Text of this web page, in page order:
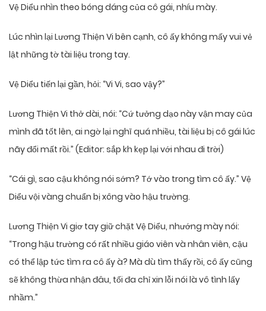
Vệ Diểu nhìn theo bóng dáng của cô gái, nhíu mày.
Lúc nhìn lại Lương Thiện Vi bên cạnh, cô ấy không mấy vui vẻ
lật những tờ tài liệu trong tay.
Vệ Diểu tiến lại gần, hỏi: “Vi Vi, sao vậy?”
Lương Thiện Vi thở dài, nói: “Cứ tưởng dạo này vận may của
mình đã tốt lên, ai ngờ lại nghĩ quá nhiều, tài liệu bị cô gái lúc
nãy đổi mất rồi.” (Editor: sắp kh kẹp lại với nhau đi trời)
“Cái gì, sao cậu không nói sớm? Tớ vào trong tìm cô ấy.” Vệ
Diểu vội vàng chuẩn bị xông vào hậu trường.
Lương Thiện Vi giơ tay giữ chặt Vệ Diểu, nhướng mày nói:
“Trong hậu trường có rất nhiều giáo viên và nhân viên, cậu
có thể lập tức tìm ra cô ấy à? Mà dù tìm thấy rồi, cô ấy cũng
sẽ không thừa nhận đâu, tối đa chỉ xin lỗi nói là vô tình lấy
nhầm.”